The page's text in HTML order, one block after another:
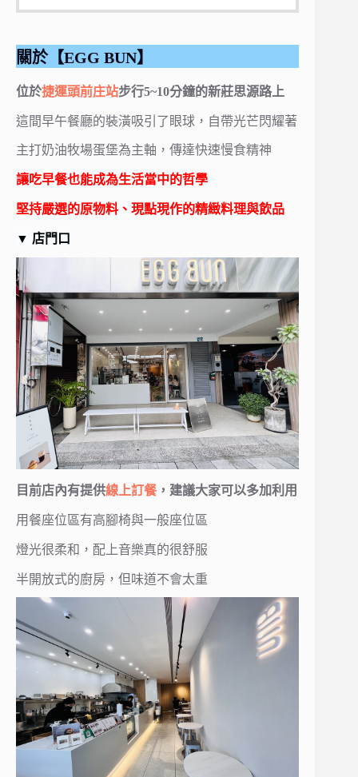
關於【EGG BUN】
位於捷運頭前庄站步行5~10分鐘的新莊思源路上
這間早午餐廳的裝潢吸引了眼球，自帶光芒閃耀著
主打奶油牧場蛋堡為主軸，傳達快速慢食精神
讓吃早餐也能成為生活當中的哲學
堅持嚴選的原物料、現點現作的精緻料理與飲品
▼ 店門口
目前店內有提供線上訂餐，建議大家可以多加利用
用餐座位區有高腳椅與一般座位區
燈光很柔和，配上音樂真的很舒服
半開放式的廚房，但味道不會太重